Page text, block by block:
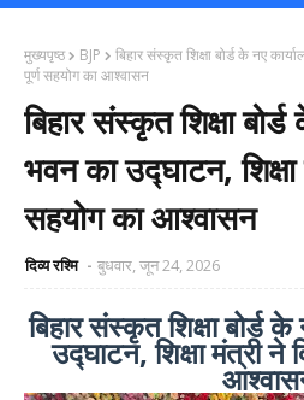
मुख्यपृष्ठ BJP
बिहार संस्कृत शिक्षा बोर्ड के नए
पूर्ण सहयोग का आश्वासन
बिहार संस्कृत शिक्षा
भवन का उद्घाटन, शिक्षा
सहयोग का आश्वासन
दिव्य रश्मि बुधवार, जून 24, 2026
बिहार संस्कृत शिक्षा बोर्ड
उद्घाटन, शिक्षा मंत्री ने